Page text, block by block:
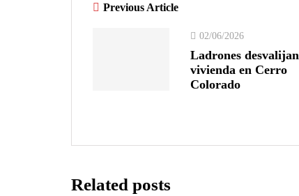
Previous Article
02/06/2026
Ladrones desvalijan
vivienda en Cerro
Colorado
Related posts